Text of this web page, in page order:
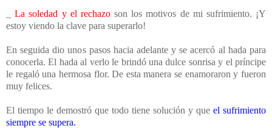
_La soledad y el rechazoson los motivos de mi sufrimiento. ¡Y
estoy viendo la clave para superarlo!
En seguida dio unos pasos hacia adelante y se acercó al hada para
conocerla. El hada al verlo le brindó una dulce sonrisa y el príncipe
le regaló una hermosa flor. De esta manera se enamoraron y fueron
muy felices.
El tiempo le demostró que todo tiene solución y que el sufrimiento
siempre se supera.